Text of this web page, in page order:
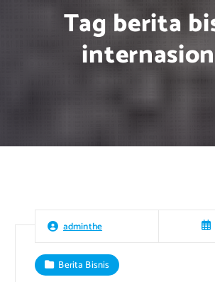
Tag berita
adminthe
Berita Bisnis